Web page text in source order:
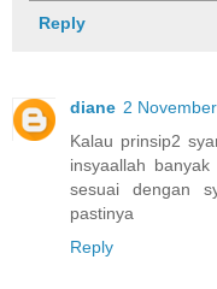
Reply
diane 2
Kalau prinsip2
insyaallah
sesuai dengan
pastinya
Reply